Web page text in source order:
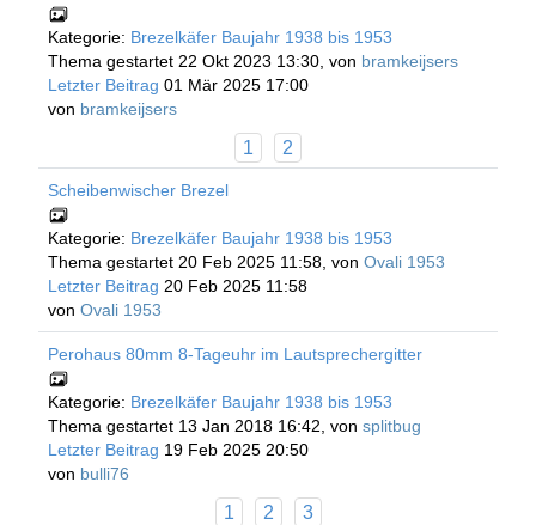
Kategorie: Brezelkäfer Baujahr 1938 bis 1953
Thema gestartet 22 Okt 2023 13:30, von bramkeijsers
Letzter Beitrag 01 Mär 2025 17:00
von bramkeijsers
1 2
Scheibenwischer Brezel
Kategorie: Brezelkäfer Baujahr 1938 bis 1953
Thema gestartet 20 Feb 2025 11:58, von Ovali 1953
Letzter Beitrag 20 Feb 2025 11:58
von Ovali 1953
Perohaus 80mm 8-Tageuhr im Lautsprechergitter
Kategorie: Brezelkäfer Baujahr 1938 bis 1953
Thema gestartet 13 Jan 2018 16:42, von splitbug
Letzter Beitrag 19 Feb 2025 20:50
von bulli76
1 2 3